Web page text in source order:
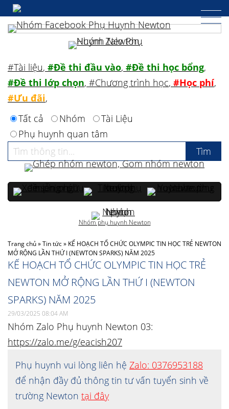
Trang chủ»Tin tức» KẾ HOẠCH TỔ CHỨC OLYMPIC TIN HỌC TRẺ NEWTON
MỞ RỘNG LẦN THỨ I (NEWTON SPARKS) NĂM 2025
KẾ HOẠCH TỔ CHỨC OLYMPIC TIN HỌC TRẺ
NEWTON MỞ RỘNG LẦN THỨ I (NEWTON
SPARKS) NĂM 2025
29/03/2025 08:04 AM
Nhóm Zalo Phụ huynh Newton 03:
https://zalo.me/g/eacish207
Phụ huynh vui lòng liên hệ Zalo: 0376953188
để nhận đầy đủ thông tin tư vấn tuyển sinh về
trường Newton tại đây
#Tài liệu, #Đề thi đầu vào, #Đề thi học bổng,
#Đề thi lớp chọn, #Chương trình học, #Học phí,
#Ưu đãi,
Tất cả
Nhóm
Tài Liệu
Phụ huynh quan tâm
Nhóm phụ huynh Newton